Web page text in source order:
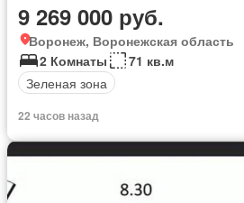
9 269 000 руб.
Воронеж, Воронежская область
2 Комнаты
71 кв.м
Зеленая зона
22 часов назад